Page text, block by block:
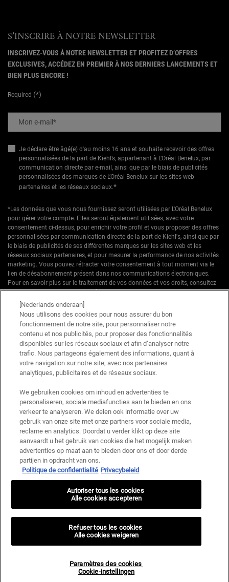
S’INSCRIRE À NOTRE NEWSLETTER
INSCRIVEZ-VOUS À NOTRE NEWSLETTER ET PROFITEZ D’OFFRES
EXCLUSIVES, ACCÉDEZ EN PREMIER À NOS DERNIERS LANCEMENTS ET
BIEN PLUS ENCORE !
Required (*)
Mon e-mail*
Je déclare être âgé(e) d'au moins 16 ans et souhaite recevoir des offres
personnalisées de la part de Kiehl’s, appartenant à L’Oréal Benelux, par
communication directe par e-mail, ainsi que par le biais de publicités
personnalisées des marques de L’Oréal Benelux sur les sites web
partenaires et les réseaux sociaux.*
*Les données que vous nous fournissez seront utilisées par L'Oréal Benelux
pour gérer votre compte. Elles seront également utilisées, avec votre
consentement ci-dessus, pour enrichir votre profil et vous proposer des offres
personnalisées par communication directe de la part de Kiehl's, ainsi que par
le biais de publicités de ses différentes marques sur les sites web et les
réseaux sociaux partenaires, et pour mesurer la performance de nos activités
marketing. Vous pouvez rétracter votre consentement à tout moment via le
lien de désabonnement présent dans nos communications électroniques.
Pour en savoir plus sur le traitement de vos données et vos droits, consultez
notrePolitique de confidentialité.
* Offre de bienvenue valable pour une première commande. Non cumulable
avec d'autres offres ou promotions en cours, mais cumulable avec les offres
'Cadeau avec achat' . Utilisation limitée à une seule fois par client. Non
applicable sur les éditions limitées & ensembles.
Ce site est protégé par Cloudflare et la politique de confidentialité et les conditions
dutilisation sappliquent.
S’INSCRIRE
Informations sur le fabricant
KIEHL'S
14, rue Royale - 75008 Paris France
kiehls@be.oaccare.com
OPTIONS D'ACHAT
© 2024 KIEHL’S SINCE 1851
Paramètres des cookies <br> Cookie-instellingen
[Nederlands onderaan]
Nous utilisons des cookies pour nous assurer du bon
fonctionnement de notre site, pour personnaliser notre
contenu et nos publicités, pour proposer des fonctionnalités
disponibles sur les réseaux sociaux et afin d’analyser notre
trafic. Nous partageons également des informations, quant à
votre navigation sur notre site, avec nos partenaires
analytiques, publicitaires et de réseaux sociaux.
We gebruiken cookies om inhoud en advertenties te
personaliseren, sociale mediafuncties aan te bieden en ons
verkeer te analyseren. We delen ook informatie over uw
gebruik van onze site met onze partners voor sociale media,
reclame en analytics. Doordat u verder klikt op deze site
aanvaardt u het gebruik van cookies die het mogelijk maken
advertenties op maat aan te bieden door ons of door derde
partijen in opdracht van ons.
Politique de confidentialité Privacybeleid
Paramètres des cookies
Cookie-instellingen
Refuser tous les cookies
Alle cookies weigeren
Autoriser tous les cookies
Alle cookies accepteren